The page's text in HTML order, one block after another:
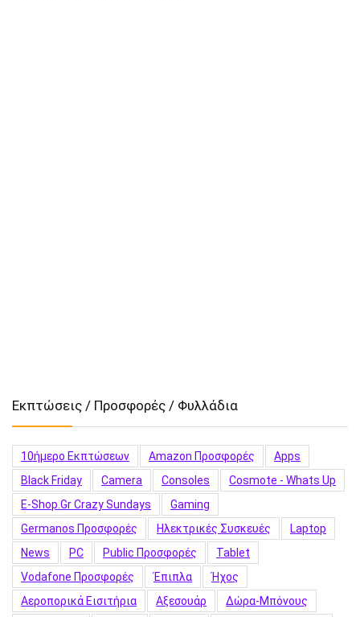
Εκπτώσεις / Προσφορές / Φυλλάδια
10ήμερο Εκπτώσεων Amazon Προσφορές
Apps
Black Friday
Camera Consoles
Cosmote - Whats Up
E-Shop.gr Crazy Sundays
Gaming
Germanos Προσφορές
Hλεκτρικές Συσκευές
Laptop
News
PC Public Προσφορές
Tablet
Vodafone Προσφορές
Έπιπλα
Ήχος
Αεροπορικά Εισιτήρια
Αξεσουάρ
Δώρα-Μπόνους